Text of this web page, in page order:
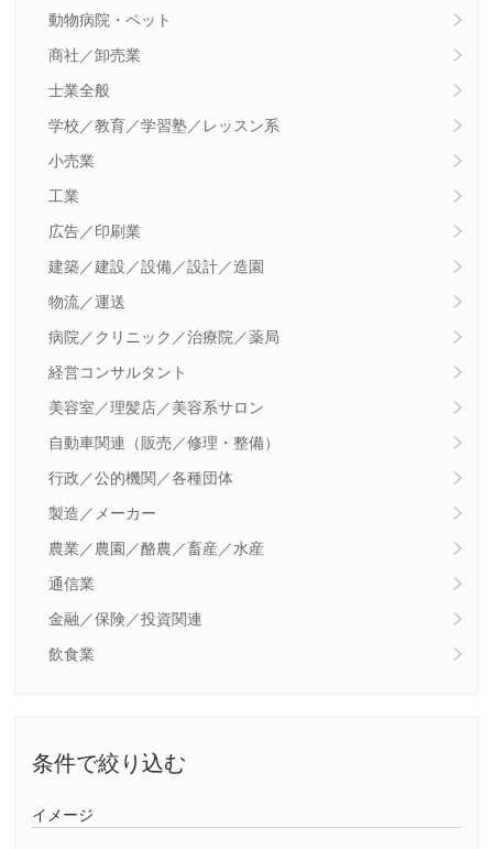
動物病院・ペット
商社／卸売業
士業全般
学校／教育／学習塾／レッスン系
小売業
工業
広告／印刷業
建築／建設／設備／設計／造園
物流／運送
病院／クリニック／治療院／薬局
経営コンサルタント
美容室／理髪店／美容系サロン
自動車関連（販売／修理・整備）
行政／公的機関／各種団体
製造／メーカー
農業／農園／酪農／畜産／水産
通信業
金融／保険／投資関連
飲食業
条件で絞り込む
イメージ